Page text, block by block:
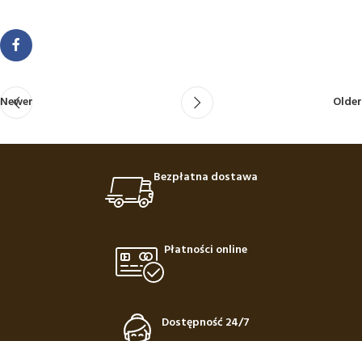
Newer Older
Bezpłatna dostawa
Płatności online
Dostępność 24/7